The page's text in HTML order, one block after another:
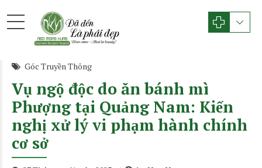
Góc Truyền Thông
Vụ ngộ độc do ăn bánh mì
Phượng tại Quảng Nam: Kiến
nghị xử lý vi phạm hành chính
cơ sở